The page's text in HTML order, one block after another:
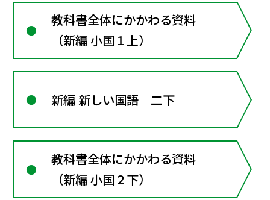
教科書全体にかかわる資料
（新編 小国１上）
新編 新しい国語 二下
教科書全体にかかわる資料
（新編 小国２下）